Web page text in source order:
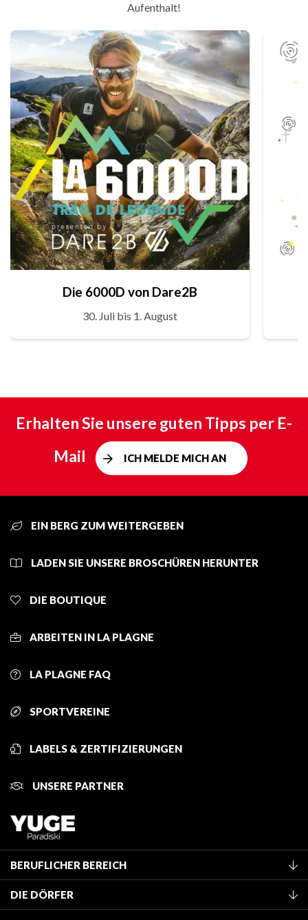
Aufenthalt!
Die 6000D von Dare2B
30. Juli bis 1. August
Erhalten Sie unsere guten Tipps per E-
Mail
ICH MELDE MICH AN
EIN BERG ZUM WEITERGEBEN
LADEN SIE UNSERE BROSCHÜREN HERUNTER
DIE BOUTIQUE
ARBEITEN IN LA PLAGNE
LA PLAGNE FAQ
SPORTVEREINE
LABELS & ZERTIFIZIERUNGEN
UNSERE PARTNER
BERUFLICHER BEREICH
Mitglied des Fremdenverkehrsamtes werden
Klassifizierung von Möbeln
DIE DÖRFER